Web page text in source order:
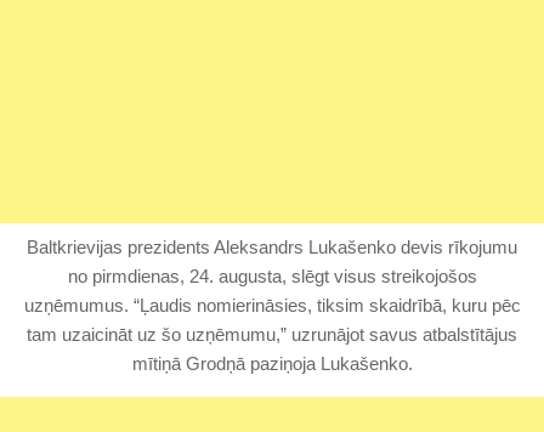
Baltkrievijas prezidents Aleksandrs Lukašenko devis rīkojumu
no pirmdienas, 24. augusta, slēgt visus streikojošos
uzņēmumus. “Ļaudis nomierināsies, tiksim skaidrībā, kuru pēc
tam uzaicināt uz šo uzņēmumu,” uzrunājot savus atbalstītājus
mītiņā Grodņā paziņoja Lukašenko.